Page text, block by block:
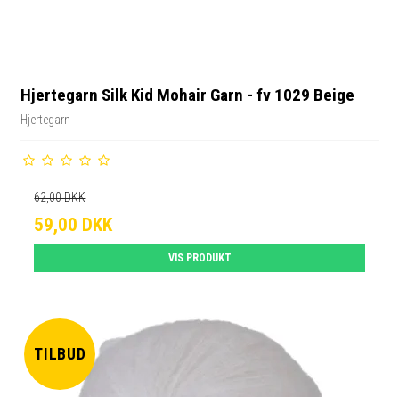
Hjertegarn Silk Kid Mohair Garn - fv 1029 Beige
Hjertegarn
62,00 DKK
59,00 DKK
VIS PRODUKT
TILBUD